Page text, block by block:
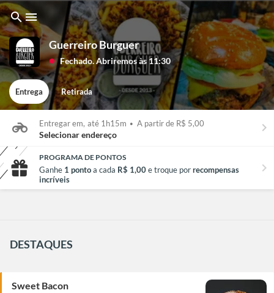
searchmenu
Guerreiro Burguer
lens Fechado. Abriremos às 11:30
Entrega Retirada
Entregar em, até 1h15m • A partir de R$ 5,00
Selecionar endereço keyboard_arrow_right
PROGRAMA DE PONTOS
Ganhe 1 pontoa cada R$ 1,00e troque porrecompensas
incríveis
chevron_right
DESTAQUES
Sweet Bacon